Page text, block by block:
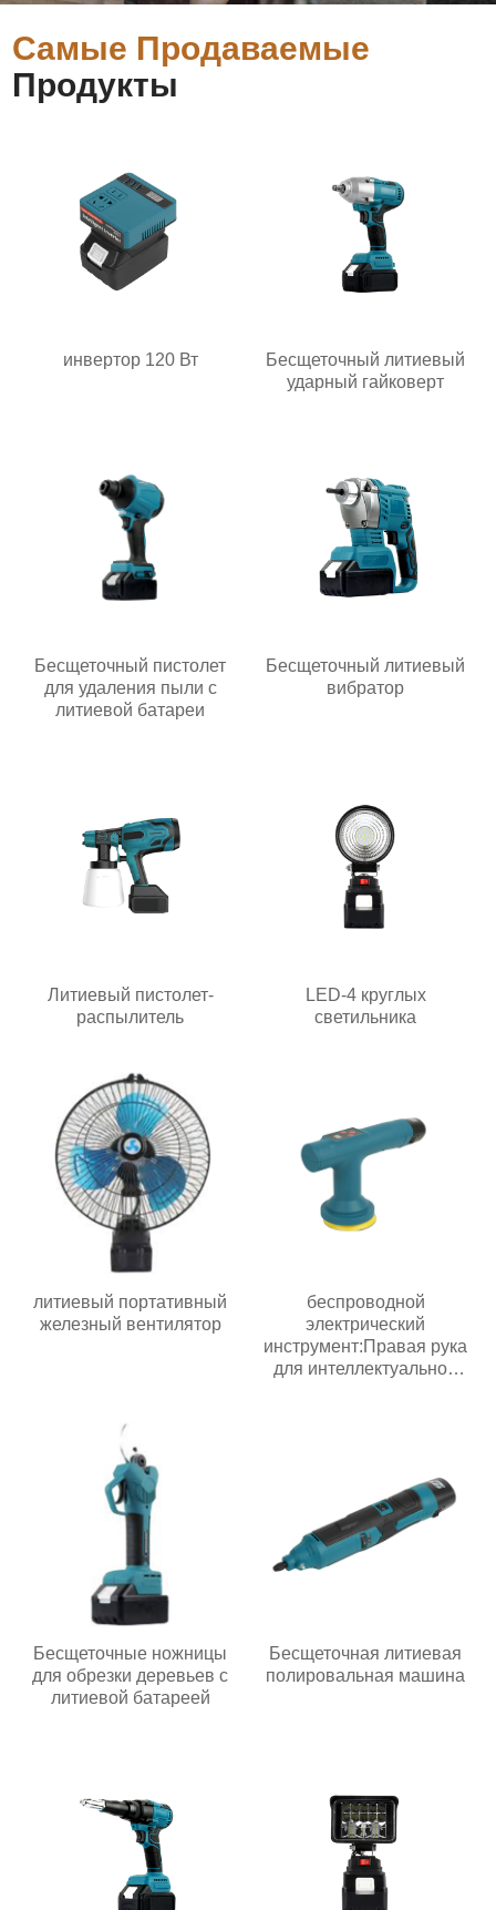
Самые Продаваемые
Продукты
инвертор 120 Вт
Бесщеточный литиевый
ударный гайковерт
Бесщеточный пистолет
для удаления пыли с
литиевой батареи
Бесщеточный литиевый
вибратор
Литиевый пистолет-
распылитель
LED-4 круглых
светильника
литиевый портативный
железный вентилятор
беспроводной
электрический
инструмент:Правая рука
для интеллектуальной
Бесщеточные ножницы
для обрезки деревьев с
литиевой батареей
Бесщеточная литиевая
полировальная машина